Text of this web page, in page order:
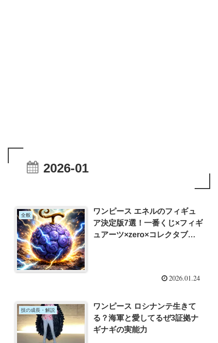
2026-01
全般
ワンピース エネルのフィギュ
ア決定版7選！一番くじ×フィギ
ュアーツ×zero×コレクタブル
2026.01.24
技の成長・解説
ワンピース ロシナンテ生きて
る？海軍と愛してるぜ3証拠ナ
ギナギの実能力